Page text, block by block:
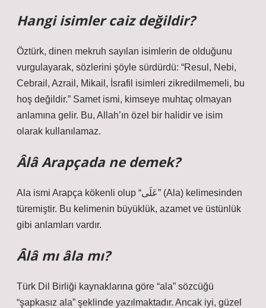
Hangi isimler caiz değildir?
Öztürk, dinen mekruh sayılan isimlerin de olduğunu
vurgulayarak, sözlerini şöyle sürdürdü: “Resul, Nebi,
Cebrail, Azrail, Mikail, İsrafil isimleri zikredilmemeli, bu
hoş değildir.” Samet ismi, kimseye muhtaç olmayan
anlamına gelir. Bu, Allah’ın özel bir halidir ve isim
olarak kullanılamaz.
Âlâ Arapçada ne demek?
Ala ismi Arapça kökenli olup “عَلَى” (Ala) kelimesinden
türemiştir. Bu kelimenin büyüklük, azamet ve üstünlük
gibi anlamları vardır.
Âlâ mı âla mı?
Türk Dil Birliği kaynaklarına göre “ala” sözcüğü
“şapkasız ala” şeklinde yazılmaktadır. Ancak iyi, güzel